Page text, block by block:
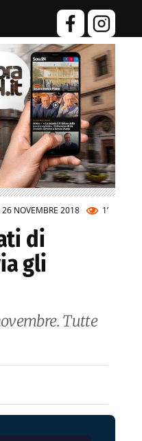
26 NOVEMBRE 2018 1’
di
gli
Tutte